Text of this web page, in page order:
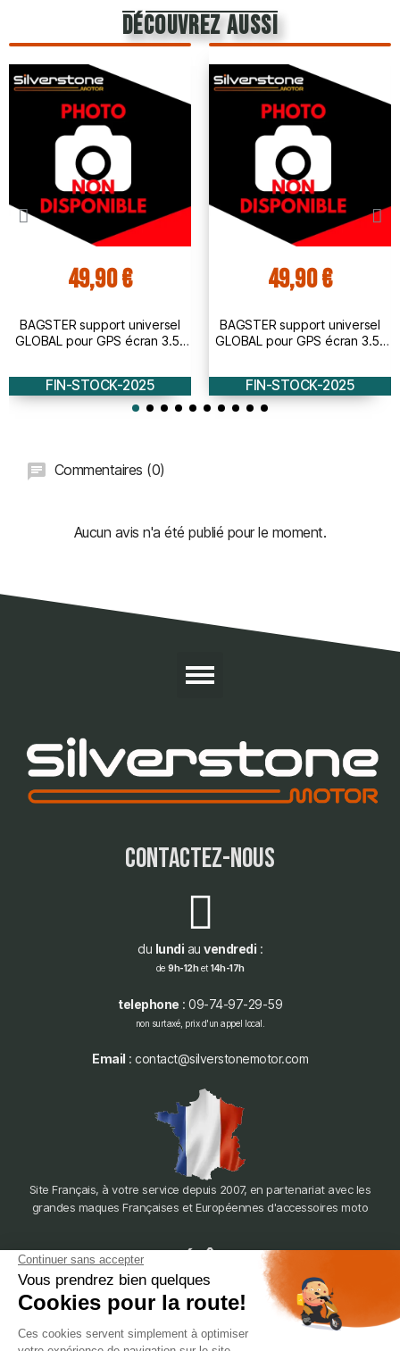
découvrez aussi
49,90 €
BAGSTER support universel
GLOBAL pour GPS écran 3.5''
FIN-STOCK-2025
49,90 €
BAGSTER support universel
GLOBAL pour GPS écran 3.5''
FIN-STOCK-2025
Commentaires (0)
Aucun avis n'a été publié pour le moment.
contactez-nous
du lundi au vendredi :
de 9h-12het 14h-17h
telephone : 09-74-97-29-59
non surtaxé, prix d'un appel local.
Email : contact@silverstonemotor.com
Site Français, à votre service depuis 2007, en partenariat avec les
grandes maques Françaises et Européennes d'accessoires moto